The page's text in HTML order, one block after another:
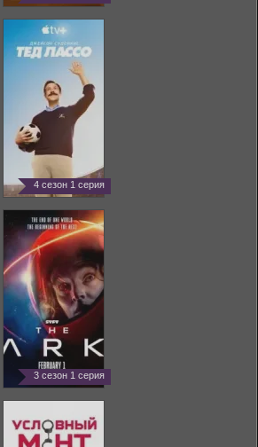
4 сезон 1 серия
3 сезон 1 серия